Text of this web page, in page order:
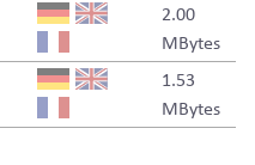
2.00
MBytes
1.53
MBytes